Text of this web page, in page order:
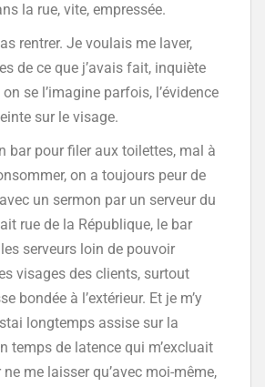
la rue, vite, empressée.
rentrer. Je voulais me laver,
de ce que j’avais fait, inquiète
se l’imagine parfois, l’évidence
sur le visage.
bar pour filer aux toilettes, mal à
on a toujours peur de
un sermon par un serveur du
rue de la République, le bar
serveurs loin de pouvoir
visages des clients, surtout
bondée à l’extérieur. Et je m’y
longtemps assise sur la
temps de latence qui m’excluait
me laisser qu’avec moi-même,